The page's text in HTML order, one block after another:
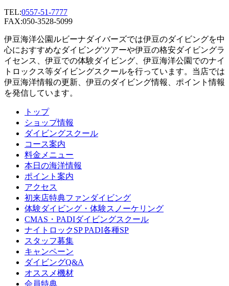
TEL:0557-51-7777
FAX:050-3528-5099
伊豆海洋公園ルビーナダイバーズでは伊豆のダイビングを中
心におすすめなダイビングツアーや伊豆の格安ダイビングラ
イセンス、伊豆での体験ダイビング、伊豆海洋公園でのナイ
トロックス等ダイビングスクールを行っています。当店では
伊豆海洋情報の更新、伊豆のダイビング情報、ポイント情報
を発信しています。
トップ
ショップ情報
ダイビングスクール
コース案内
料金メニュー
本日の海洋情報
ポイント案内
アクセス
初来店特典ファンダイビング
体験ダイビング・体験スノーケリング
CMAS・PADIダイビングスクール
ナイトロックSP PADI各種SP
スタッフ募集
キャンペーン
ダイビングQ&A
オススメ機材
会員特典